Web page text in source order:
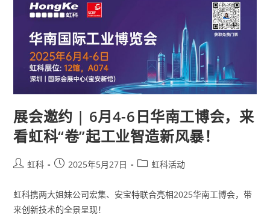
展会邀约 | 6月4-6日华南工博会，来
看虹科“卷”起工业智造新风暴！
虹科 2025年5月27日 虹科活动
虹科携两大姐妹公司宏集、安宝特联合亮相2025华南工博会，带
来创新技术的全景呈现！